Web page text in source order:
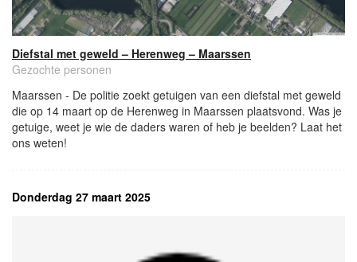
Diefstal met geweld – Herenweg – Maarssen
Gezochte personen
Maarssen - De politie zoekt getuigen van een diefstal met geweld
die op 14 maart op de Herenweg in Maarssen plaatsvond. Was je
getuige, weet je wie de daders waren of heb je beelden? Laat het
ons weten!
Donderdag 27 maart 2025